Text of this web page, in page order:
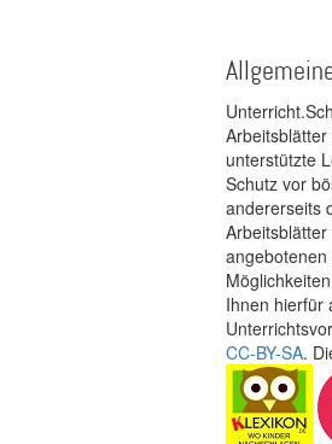
unterstützte
Schutz vor
andererseits
Ihnen hierfür
CC-BY-SA.